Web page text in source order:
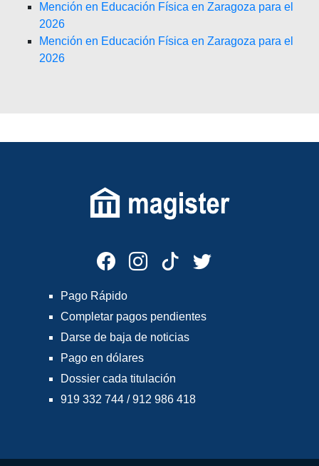
Mención en Educación Física en Zaragoza para el
2026
Mención en Educación Física en Zaragoza para el
2026
Pago Rápido
Completar pagos pendientes
Darse de baja de noticias
Pago en dólares
Dossier cada titulación
919 332 744 / 912 986 418